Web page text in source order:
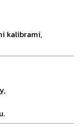
kalibrami,